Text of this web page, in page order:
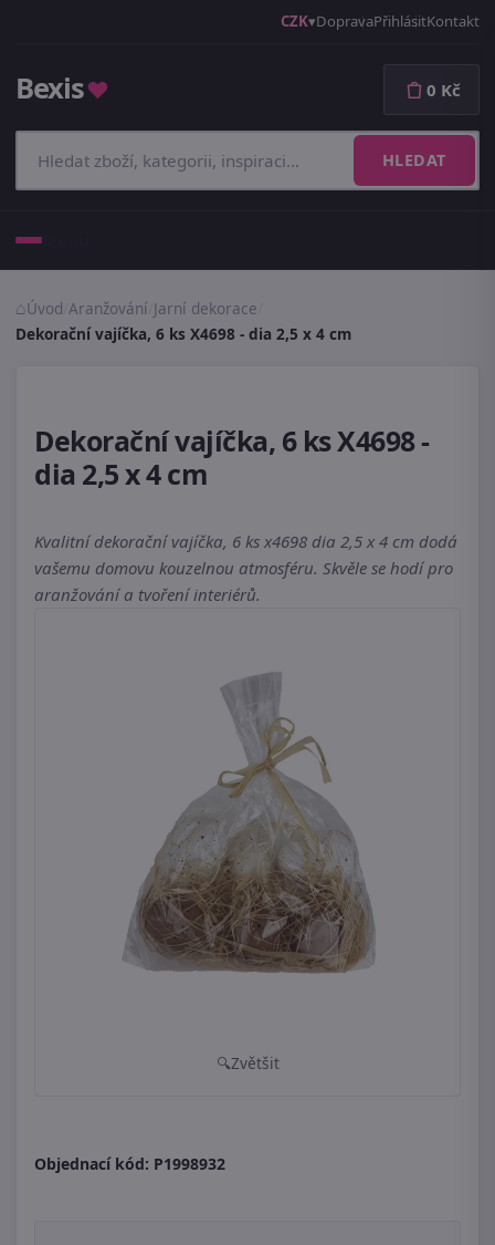
CZK DopravaPřihlásitKontakt
Bexis♥
HLEDAT
0 Kč
Úvod Aranžování Jarní dekorace
Dekorační vajíčka, 6 ks X4698 - dia 2,5 x 4 cm
Dekorační vajíčka, 6 ks X4698 -
dia 2,5 x 4 cm
Kvalitní dekorační vajíčka, 6 ks x4698 dia 2,5 x 4 cm dodá
vašemu domovu kouzelnou atmosféru. Skvěle se hodí pro
aranžování a tvoření interiérů.
Zvětšit
Objednací kód: P1998932